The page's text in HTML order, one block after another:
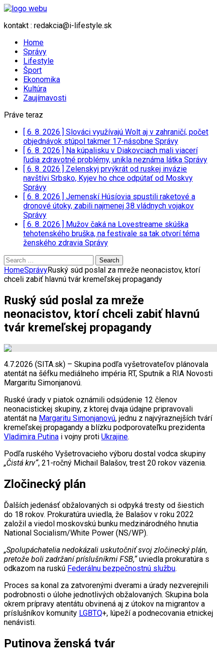
kontakt : redakcia@i-lifestyle.sk
Home
Správy
Lifestyle
Šport
Ekonomika
Kultúra
Zaujímavosti
Práve teraz
[ 6. 8. 2026 ] Slováci využívajú Wolt aj v zahraničí, počet
objednávok stúpol takmer 17-násobne Správy
[ 6. 8. 2026 ] Na kúpalisku v Diakovciach mali viacerí
ľudia zdravotné problémy, unikla neznáma látka Správy
[ 6. 8. 2026 ] Zelenskyj prvýkrát od ruskej invázie
navštívi Srbsko, Kyjev ho chce odpútať od Moskvy
Správy
[ 6. 8. 2026 ] Jemenskí Húsíovia spustili raketové a
dronové útoky, zabili najmenej 38 vládnych vojakov
Správy
[ 6. 8. 2026 ] Mužov čaká na Lovestreame skúška
tehotenského bruška, na festivale sa tak otvorí téma
ženského zdravia Správy
Search
for:
HomeSprávyRuský súd poslal za mreže neonacistov, ktorí
chceli zabiť hlavnú tvár kremeľskej propagandy
Ruský súd poslal za mreže
neonacistov, ktorí chceli zabiť hlavnú
tvár kremeľskej propagandy
4.7.2026 (SITA.sk) – Skupina podľa vyšetrovateľov plánovala
atentát na šéfku mediálneho impéria RT, Sputnik a RIA Novosti
Margaritu Simonjanovú.
Ruské úrady v piatok oznámili odsúdenie 12 členov
neonacistickej skupiny, z ktorej dvaja údajne pripravovali
atentát na Margaritu Simonjanovú, jednu z najvýraznejších tvárí
kremeľskej propagandy a blízku podporovateľku prezidenta
Vladimira Putina i vojny proti Ukrajine.
Podľa ruského Vyšetrovacieho výboru dostal vodca skupiny
„Čistá krv“, 21-ročný Michail Balašov, trest 20 rokov väzenia.
Zločinecký plán
Ďalších jedenásť obžalovaných si odpyká tresty od šiestich
do 18 rokov. Prokuratúra uviedla, že Balašov v roku 2022
založil a viedol moskovskú bunku medzinárodného hnutia
National Socialism/White Power (NS/WP).
„Spolupáchatelia nedokázali uskutočniť svoj zločinecký plán,
pretože boli zadržaní príslušníkmi FSB,“uviedla prokuratúra s
odkazom na ruskú Federálnu bezpečnostnú službu.
Proces sa konal za zatvorenými dverami a úrady nezverejnili
podrobnosti o úlohe jednotlivých obžalovaných. Skupina bola
okrem prípravy atentátu obvinená aj z útokov na migrantov a
príslušníkov komunity LGBTQ+, lúpeží a podnecovania etnickej
nenávisti.
Putinova ženská tvár